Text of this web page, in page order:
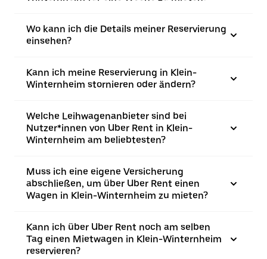
Wo kann ich die Details meiner Reservierung
einsehen?
Kann ich meine Reservierung in Klein-
Winternheim stornieren oder ändern?
Welche Leihwagenanbieter sind bei
Nutzer*innen von Uber Rent in Klein-
Winternheim am beliebtesten?
Muss ich eine eigene Versicherung
abschließen, um über Uber Rent einen
Wagen in Klein-Winternheim zu mieten?
Kann ich über Uber Rent noch am selben
Tag einen Mietwagen in Klein-Winternheim
reservieren?